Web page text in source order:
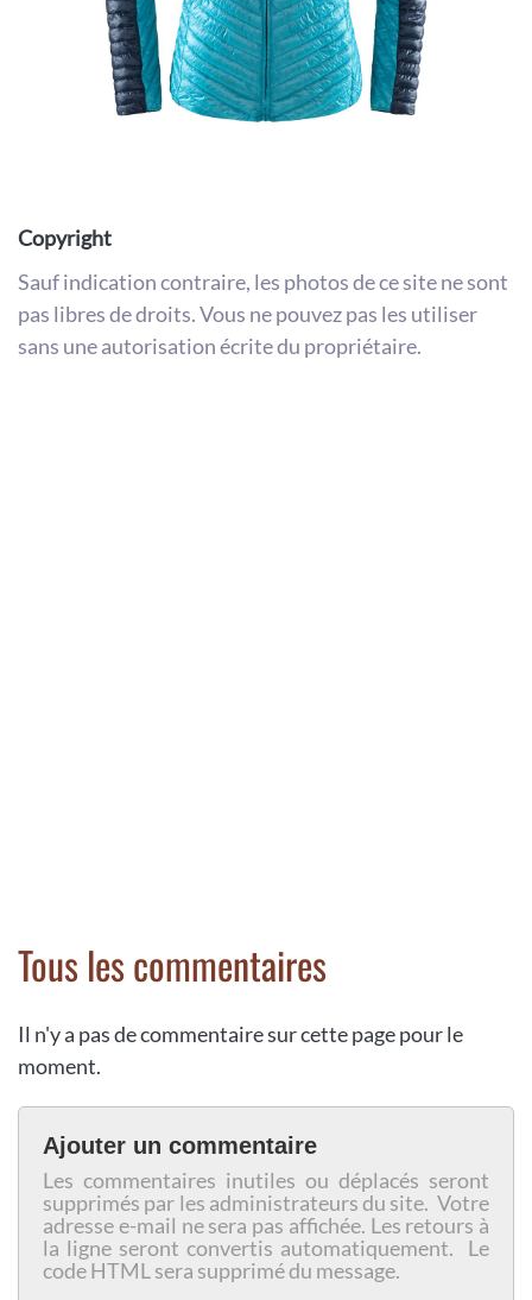
Copyright
Sauf indication contraire, les photos de ce site ne sont
pas libres de droits. Vous ne pouvez pas les utiliser
sans une autorisation écrite du propriétaire.
Tous les commentaires
Il n'y a pas de commentaire sur cette page pour le
moment.
Ajouter un commentaire
Les commentaires inutiles ou déplacés seront
supprimés par les administrateurs du site. Votre
adresse e-mail ne sera pas affichée. Les retours à
la ligne seront convertis automatiquement. Le
code HTML sera supprimé du message.